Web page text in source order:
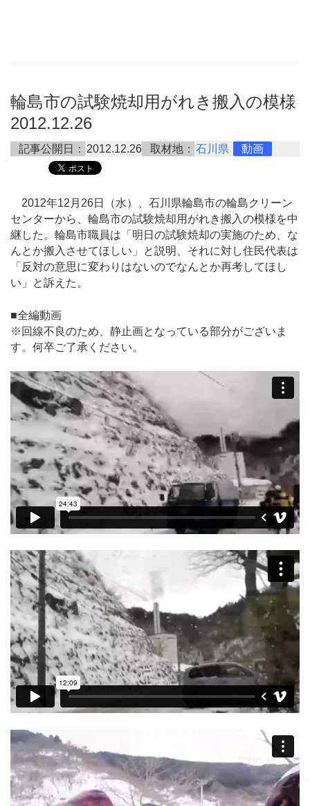
輪島市の試験焼却用がれき搬入の模様
2012.12.26
記事公開日： 2012.12.26 取材地： 石川県 動画
2012年12月26日（水）、石川県輪島市の輪島クリーン
センターから、輪島市の試験焼却用がれき搬入の模様を中
継した。輪島市職員は「明日の試験焼却の実施のため、な
んとか搬入させてほしい」と説明、それに対し住民代表は
「反対の意思に変わりはないのでなんとか再考してほし
い」と訴えた。
■全編動画
※回線不良のため、静止画となっている部分がございま
す。何卒ご了承ください。